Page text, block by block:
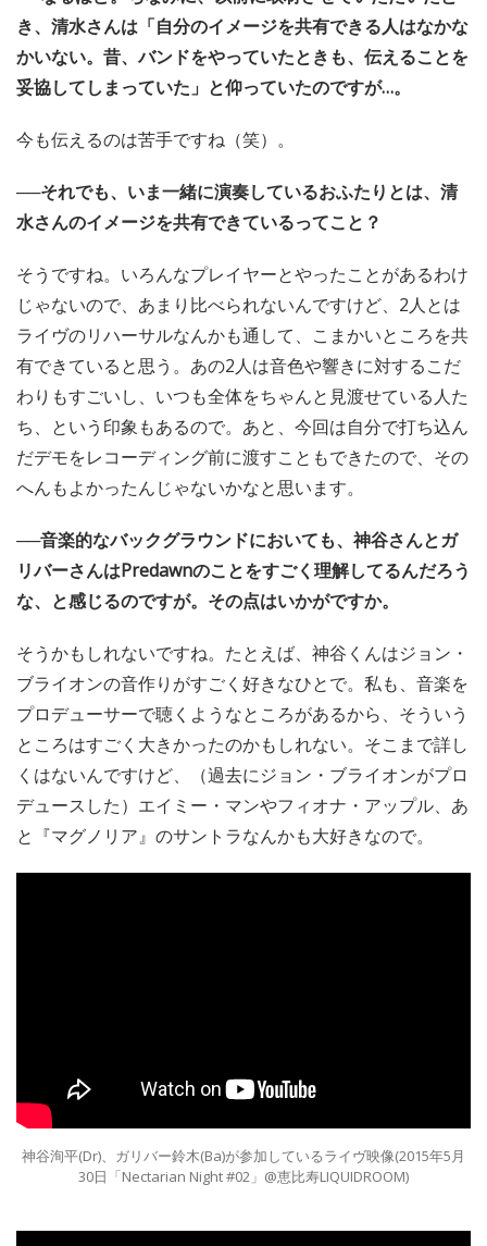
き、清水さんは「自分のイメージを共有できる人はなかな
かいない。昔、バンドをやっていたときも、伝えることを
妥協してしまっていた」と仰っていたのですが…。
今も伝えるのは苦手ですね（笑）。
──それでも、いま一緒に演奏しているおふたりとは、清
水さんのイメージを共有できているってこと？
そうですね。いろんなプレイヤーとやったことがあるわけ
じゃないので、あまり比べられないんですけど、2人とは
ライヴのリハーサルなんかも通して、こまかいところを共
有できていると思う。あの2人は音色や響きに対するこだ
わりもすごいし、いつも全体をちゃんと見渡せている人た
ち、という印象もあるので。あと、今回は自分で打ち込ん
だデモをレコーディング前に渡すこともできたので、その
へんもよかったんじゃないかなと思います。
──音楽的なバックグラウンドにおいても、神谷さんとガ
リバーさんはPredawnのことをすごく理解してるんだろう
な、と感じるのですが。その点はいかがですか。
そうかもしれないですね。たとえば、神谷くんはジョン・
ブライオンの音作りがすごく好きなひとで。私も、音楽を
プロデューサーで聴くようなところがあるから、そういう
ところはすごく大きかったのかもしれない。そこまで詳し
くはないんですけど、（過去にジョン・ブライオンがプロ
デュースした）エイミー・マンやフィオナ・アップル、あ
と『マグノリア』のサントラなんかも大好きなので。
神谷洵平(Dr)、ガリバー鈴木(Ba)が参加しているライヴ映像(2015年5月
30日「Nectarian Night #02」@恵比寿LIQUIDROOM)